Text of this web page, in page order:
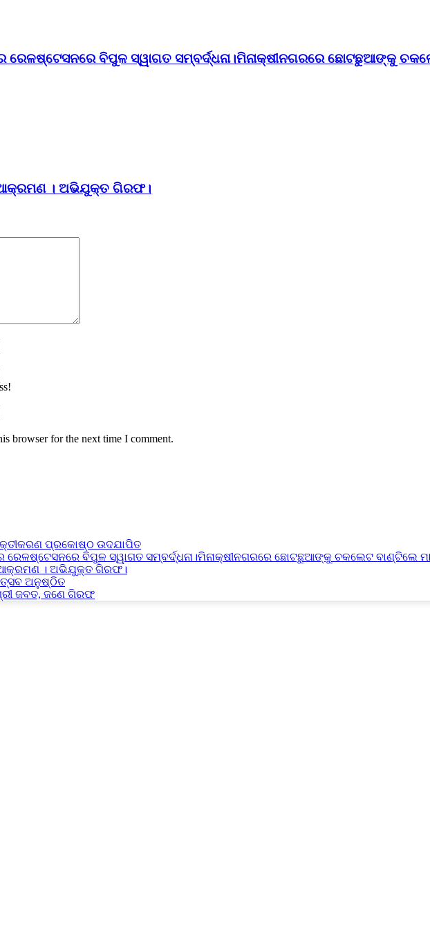
ବିପୁଳ ସ୍ୱାଗତ ସମ୍ବର୍ଦ୍ଧନା।ମିନାକ୍ଷୀନଗରରେ ଛୋଟଛୁଆଙ୍କୁ
ଆକ୍ରମଣ । ଅଭିଯୁକ୍ତ ଗିରଫ।
browser for the next time I comment.
ପ୍ରକୋଷ୍ଠ ଉଦଯାପିତ
ବିପୁଳ ସ୍ୱାଗତ ସମ୍ବର୍ଦ୍ଧନା।ମିନାକ୍ଷୀନଗରରେ ଛୋଟଛୁଆଙ୍କୁ ଚକଲେଟ ବାଣ୍ଟିଲେ
ଆକ୍ରମଣ । ଅଭିଯୁକ୍ତ ଗିରଫ।
ଅନୁଷ୍ଠିତ
ଜବତ, ଜଣେ ଗିରଫ